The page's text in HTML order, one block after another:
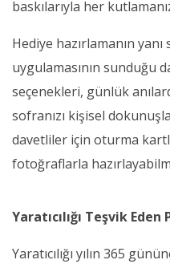
baskılarıyla her
Hediye hazırlamanın
uygulamasının sunduğu
seçenekleri, günlük
sofranızı kişisel
davetliler için oturma
fotoğraflarla
Yaratıcılığı Teşvik Eden
Yaratıcılığı yılın 365